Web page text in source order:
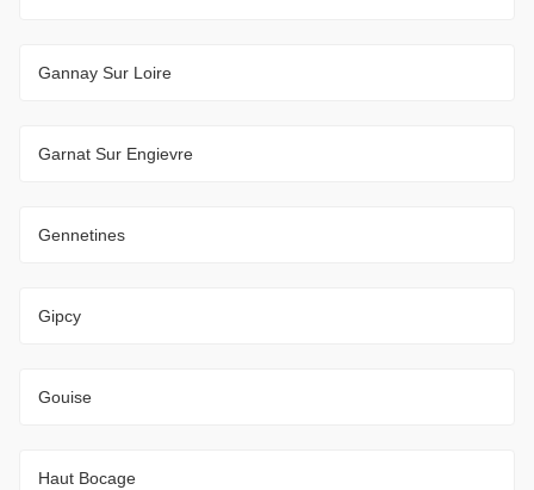
Gannay Sur Loire
Garnat Sur Engievre
Gennetines
Gipcy
Gouise
Haut Bocage